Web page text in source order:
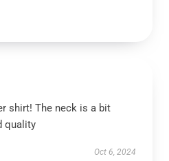
shirt! The neck is a bit
quality
Oct 6, 2024